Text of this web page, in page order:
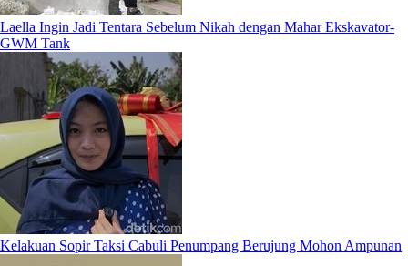
Laella Ingin Jadi Tentara Sebelum Nikah dengan Mahar Ekskavator-
GWM Tank
Kelakuan Sopir Taksi Cabuli Penumpang Berujung Mohon Ampunan